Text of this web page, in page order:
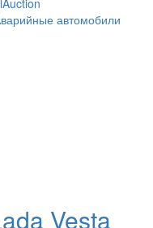
автомобили
Vesta